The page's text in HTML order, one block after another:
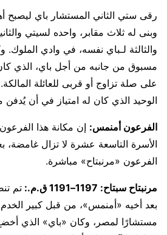
رقى ستي الثاني المستشار باي ليصبح
وبنى له ثلاث مقابر، واحده لسيتي
والثالثة لـباي نفسه، في وادي الملوك.
مسبوق من جانبه من أجل باي، الذي
على صلة تزاوج أو قربى للعائلة
الوحيد الذي كان له امتياز في أن
الفرعون أمنمس: إن مكانة هذا
الأسرة التاسعة عشرة لا تزال
الفرعون «مرنبتاح» مباشرة.
مرنبتاح سبتاح: 1197–1191 ق.م.:
تم
بعد أخيه «أمنمس»، من قبل كبير
مستشارًا لمصر، وكان «باي» الذي